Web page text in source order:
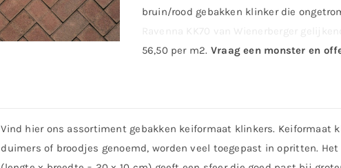
bruin/rood gebakken klinker die
56,50 per m2. Vraag een monster en
Vind hier ons assortiment gebakken keiformaat klinkers. Keiformaat
duimers of broodjes genoemd, worden veel toegepast in opritten.